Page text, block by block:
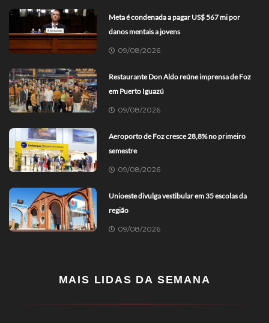
Meta é condenada a pagar US$ 567 mi por
danos mentais a jovens
09/08/2026
Restaurante Don Aldo reúne imprensa de Foz
em Puerto Iguazú
09/08/2026
Aeroporto de Foz cresce 28,8% no primeiro
semestre
09/08/2026
Unioeste divulga vestibular em 35 escolas da
região
09/08/2026
MAIS LIDAS DA SEMANA